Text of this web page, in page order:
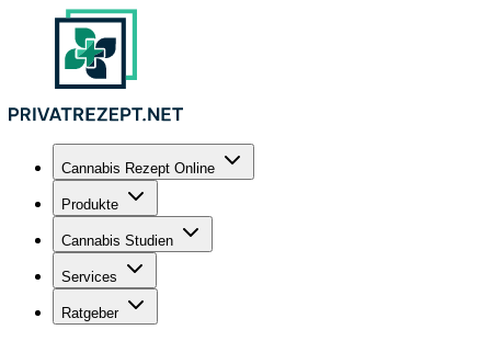
Cannabis Rezept Online
Produkte
Cannabis Studien
Services
Ratgeber